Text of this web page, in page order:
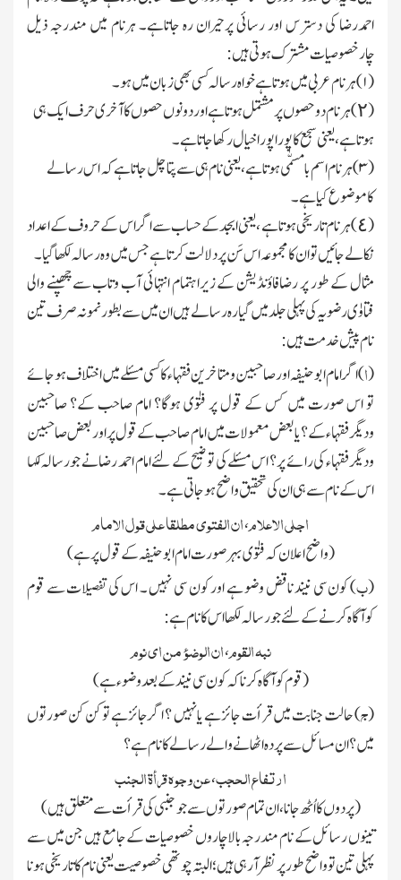
احمدرضا کی دسترس اور رسائی پرحیران رہ جاتاہے۔ ہرنام میں مندرجہ ذیل
چارخصوصیات مشترك ہوتی ہیں :
(۱) ہرنام عربی میں ہوتاہے خواہ رسالہ کسی بھی زبان میں ہو۔
(٢) ہرنام دوحصوں پرمشتمل ہوتاہے اور دونوں حصوں کاآخری حرف ایك ہی
ہوتاہے ، یعنی سجع کاپورا پورا خیال رکھاجاتاہے۔
(۳) ہرنام اسم بامسمّٰی ہوتاہے ، یعنی نام ہی سے پتاچل جاتاہے کہ اس رسالے
کاموضوع کیاہے۔
(٤) ہرنام تاریخی ہوتاہے ، یعنی ابجد کے حساب سے اگر اس کے حروف کے اعداد
نکالے جائیں تو ان کامجموعہ اس سَن پر دلالت کرتاہے جس میں وہ رسالہ لکھاگیا۔
مثال کے طور پر رضافاؤنڈیشن کے زیراہتمام انتہائی آب وتاب سے چھپنے والی
فتاوٰی رضویہ کی پہلی جلد میں گیارہ رسالے ہیں ان میں سے بطور نمونہ صرف تین
نام پیش خدمت ہیں :
(ا) اگر امام ابوحنیفہ اور صاحبین ومتاخرین فقہاء کاکسی مسئلے میں اختلاف ہوجائے
تو اس صورت میں کس کے قول پر فتوٰی ہوگا؟ امام صاحب کے؟ صاحبین
ودیگرفقہاء کے؟ یابعض معمولات میں امام صاحب کے قول پر اوربعض صاحبین
ودیگرفقہاء کی رائے پر؟ اس مسئلے کی توضیح کے لئے امام احمد رضانے جو رسالہ لکہا
اس کے نام سے ہی ان کی تحقیق واضح ہوجاتی ہے۔
اجلی الاعلام،ان الفتوی مطلقا علی قول الامام
(واضح اعلان کہ فتوٰی بہرصورت امام ابوحنیفہ کے قول پرہے)
(ب) کون سی نیند ناقض وضو ہے اور کون سی نہیں ۔ اس کی تفصیلات سے قوم
کوآگاہ کرنے کے لئے جو رسالہ لکھا اس کانام ہے :
نبہ القوم،ان الوضوء من ای نوم
(قوم کوآگاہ کرنا کہ کون سی نیند کے بعد وضوء ہے)
(ج) حالت جنابت میں قرأت جائزہے یانہیں ؟ اگرجائزہے تو کن کن صورتوں
میں ؟ ان مسائل سے پردہ اٹھانے والے رسالے کانام ہے؟
ارتفاع الحجب،عن وجوہ قرأۃ الجنب
(پردوں کااُٹھ جانا ، ان تمام صورتوں سے جو جنبی کی قرأ ت سے متعلق ہیں )
تینوں رسائل کے نام مندرجہ بالاچاروں خصوصیات کے جامع ہیں جن میں سے
پہلی تین تو واضح طورپرنظرآرہی ہیں ؛ البتہ چوتھی خصوصیت یعنی نام کا تاریخی ہونا